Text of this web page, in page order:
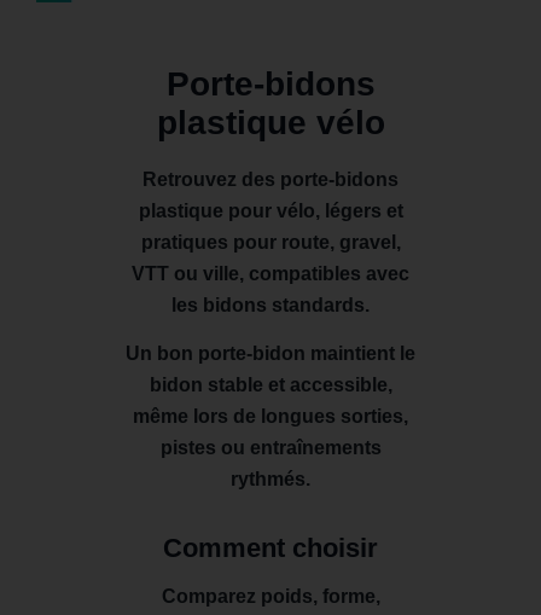
Porte-bidons
plastique vélo
Retrouvez des porte-bidons
plastique pour vélo, légers et
pratiques pour route, gravel,
VTT ou ville, compatibles avec
les bidons standards.
Un bon porte-bidon maintient le
bidon stable et accessible,
même lors de longues sorties,
pistes ou entraînements
rythmés.
Comment choisir
Comparez poids, forme,